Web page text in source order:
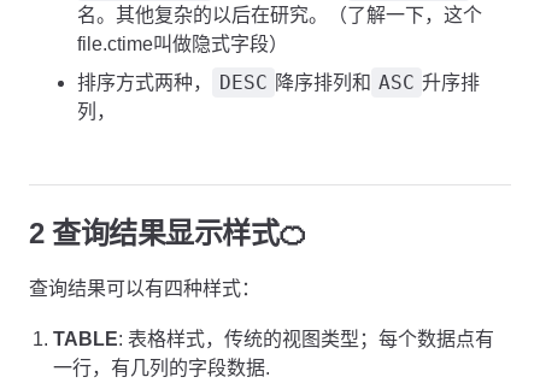
名。其他复杂的以后在研究。（了解一下，这个
file.ctime叫做隐式字段）
排序方式两种，
DESC 降序排列和 ASC 升序排
列，
2 查询结果显示样式🍊
查询结果可以有四种样式：
TABLE: 表格样式，传统的视图类型；每个数据点有
一行，有几列的字段数据.